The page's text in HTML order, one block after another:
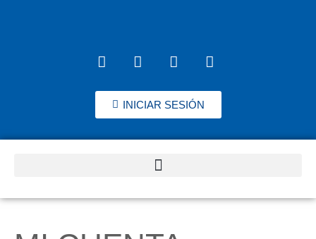
INICIAR SESIÓN